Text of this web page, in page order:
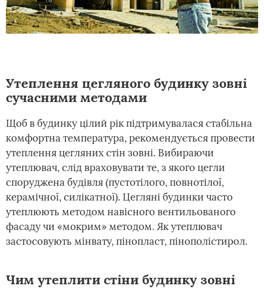
Утеплення цегляного будинку зовні
сучасними методами
Щоб в будинку цілий рік підтримувалася стабільна
комфортна температура, рекомендується провести
утеплення цегляних стін зовні. Вибираючи
утеплювач, слід враховувати те, з якого цегли
споруджена будівля (пустотілого, повнотілої,
керамічної, силікатної). Цегляні будинки часто
утеплюють методом навісного вентильованого
фасаду чи «мокрим» методом. Як утеплювач
застосовують мінвату, пінопласт, пінополістирол.
Чим утеплити стіни будинку зовні